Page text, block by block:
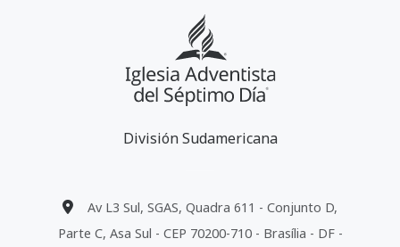
División Sudamericana
Av L3 Sul, SGAS, Quadra 611 - Conjunto D,
Parte C, Asa Sul - CEP 70200-710 - Brasília - DF -